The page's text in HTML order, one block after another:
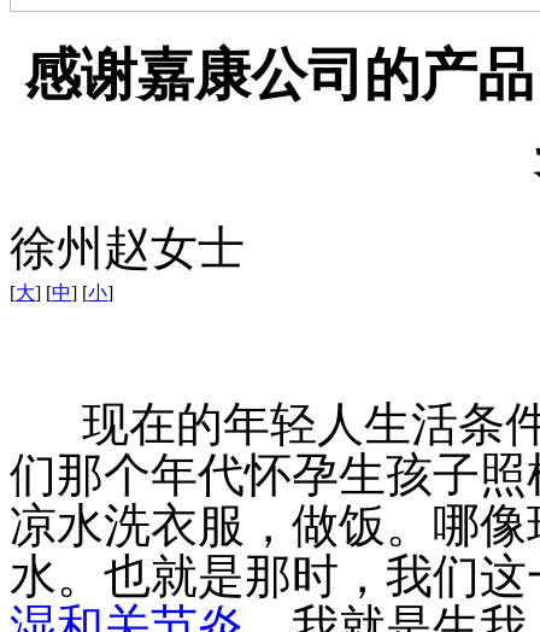
感谢嘉康公司的产
徐州赵女士
[大] [中] [小]
现在的年轻人生活条
们那个年代怀孕生孩子
凉水洗衣服，做饭。哪
水。也就是那时，我们